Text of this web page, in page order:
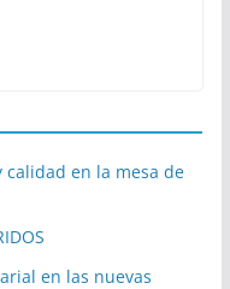
calidad en la mesa de
en las nuevas